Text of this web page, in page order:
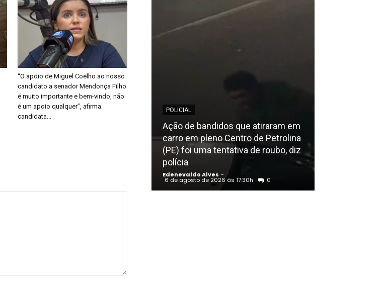
“O apoio de Miguel Coelho ao nosso
candidato a senador Mendonça Filho
é muito importante e bem-vindo, não
é um apoio qualquer”, afirma
candidata...
POLICIAL
Ação de bandidos que atiraram em
carro em pleno Centro de Petrolina
(PE) foi uma tentativa de roubo, diz
polícia
Edenevaldo Alves -
6 de agosto de 2026 às 17:30h 0